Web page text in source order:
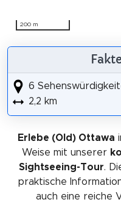
200 m
6
2,2 km
Erlebe (Old) Ottawa
Weise mit unserer
Sightseeing-Tour.
praktische
auch eine reiche